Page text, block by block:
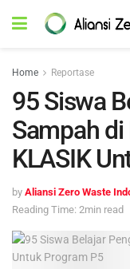
Home Reportase
95 Siswa
Sampah
KLASIK
by Aliansi Zero Waste
Reading Time: 2min read